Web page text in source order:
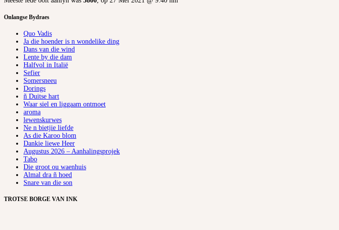
Onlangse Bydraes
Quo Vadis
Ja die hoender is n wondelike ding
Dans van die wind
Lente by die dam
Halfvol in Italië
Sefier
Somersneeu
Dorings
ñ Duitse hart
Waar siel en liggaam ontmoet
aroma
lewenskurwes
Ne n bietjie liefde
As die Karoo blom
Dankie liewe Heer
Augustus 2026 – Aanhalingsprojek
Tabo
Die groot ou waenhuis
Almal dra ñ hoed
Snare van die son
TROTSE BORGE VAN INK